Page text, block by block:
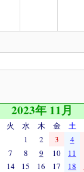
2023年 11月
火 水 木 金 土
1
2 3
4
7 8 9 10 11
14 15 16 17 18